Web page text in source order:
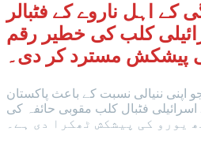
کے اہل ناروے کے فٹبالر
کلب کی خطیر رقم
پیشکش مسترد کر دی۔
جو اپنی ننیالی نسبت کے باعث پاکستان
فٹبال کلب مقوبی حائفہ کی